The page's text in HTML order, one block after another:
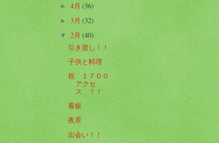
► 4月(36)
► 3月(32)
▼2月(40)
引き渡し！！
子供と料理
祝 １７００
アクセ
ス ！！
看板
夜景
出会い！！